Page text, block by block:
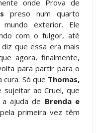
onde Prova de
preso num quarto
exterior. Ele
com o fulgor, até
que essa era mais
agora, finalmente,
para partir para o
cura. Só que Thomas,
sujeitar ao Cruel, que
ajuda de Brenda e
primeira vez têm